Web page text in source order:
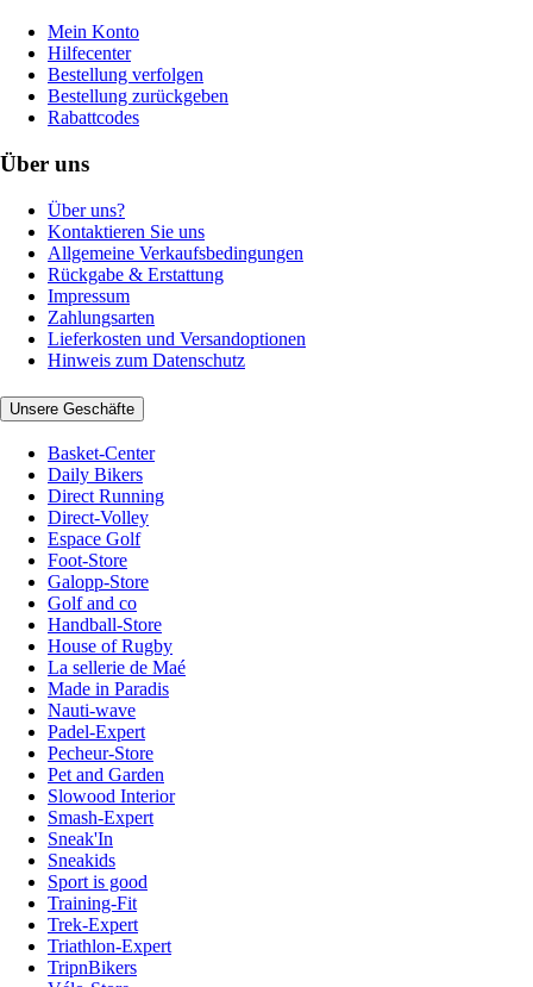
Mein Konto
Hilfecenter
Bestellung verfolgen
Bestellung zurückgeben
Rabattcodes
Über uns
Über uns?
Kontaktieren Sie uns
Allgemeine Verkaufsbedingungen
Rückgabe & Erstattung
Impressum
Zahlungsarten
Lieferkosten und Versandoptionen
Hinweis zum Datenschutz
Unsere Geschäfte
Basket-Center
Daily Bikers
Direct Running
Direct-Volley
Espace Golf
Foot-Store
Galopp-Store
Golf and co
Handball-Store
House of Rugby
La sellerie de Maé
Made in Paradis
Nauti-wave
Padel-Expert
Pecheur-Store
Pet and Garden
Slowood Interior
Smash-Expert
Sneak'In
Sneakids
Sport is good
Training-Fit
Trek-Expert
Triathlon-Expert
TripnBikers